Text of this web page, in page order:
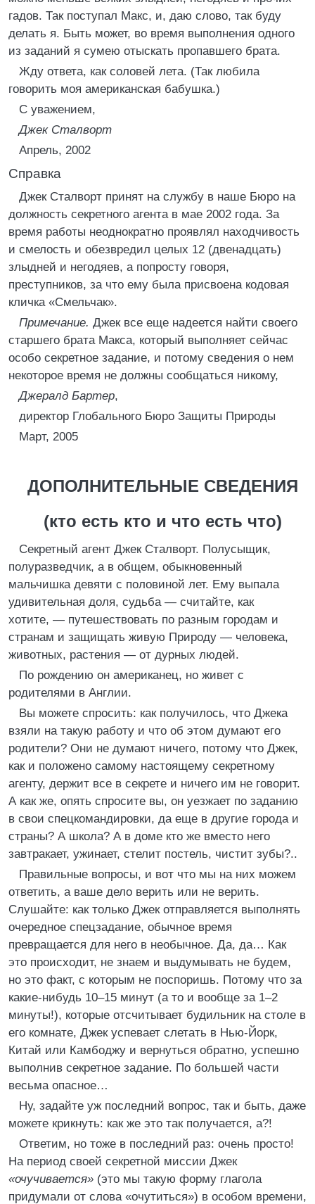
гадов. Так поступал Макс, и, даю слово, так буду
делать я. Быть может, во время выполнения одного
из заданий я сумею отыскать пропавшего брата.
Жду ответа, как соловей лета. (Так любила
говорить моя американская бабушка.)
С уважением,
Джек Сталворт
Апрель, 2002
Справка
Джек Сталворт принят на службу в наше Бюро на
должность секретного агента в мае 2002 года. За
время работы неоднократно проявлял находчивость
и смелость и обезвредил целых 12 (двенадцать)
злыдней и негодяев, а попросту говоря,
преступников, за что ему была присвоена кодовая
кличка «Смельчак».
Примечание. Джек все еще надеется найти своего
старшего брата Макса, который выполняет сейчас
особо секретное задание, и потому сведения о нем
некоторое время не должны сообщаться никому,
Джералд Бартер,
директор Глобального Бюро Защиты Природы
Март, 2005
ДОПОЛНИТЕЛЬНЫЕ СВЕДЕНИЯ
(кто есть кто и что есть что)
Секретный агент Джек Сталворт. Полусыщик,
полуразведчик, а в общем, обыкновенный
мальчишка девяти с половиной лет. Ему выпала
удивительная доля, судьба — считайте, как
хотите, — путешествовать по разным городам и
странам и защищать живую Природу — человека,
животных, растения — от дурных людей.
По рождению он американец, но живет с
родителями в Англии.
Вы можете спросить: как получилось, что Джека
взяли на такую работу и что об этом думают его
родители? Они не думают ничего, потому что Джек,
как и положено самому настоящему секретному
агенту, держит все в секрете и ничего им не говорит.
А как же, опять спросите вы, он уезжает по заданию
в свои спецкомандировки, да еще в другие города и
страны? А школа? А в доме кто же вместо него
завтракает, ужинает, стелит постель, чистит зубы?..
Правильные вопросы, и вот что мы на них можем
ответить, а ваше дело верить или не верить.
Слушайте: как только Джек отправляется выполнять
очередное спецзадание, обычное время
превращается для него в необычное. Да, да… Как
это происходит, не знаем и выдумывать не будем,
но это факт, с которым не поспоришь. Потому что за
какие-нибудь 10–15 минут (а то и вообще за 1–2
минуты!), которые отсчитывает будильник на столе в
его комнате, Джек успевает слетать в Нью-Йорк,
Китай или Камбоджу и вернуться обратно, успешно
выполнив секретное задание. По большей части
весьма опасное…
Ну, задайте уж последний вопрос, так и быть, даже
можете крикнуть: как же это так получается, а?!
Ответим, но тоже в последний раз: очень просто!
На период своей секретной миссии Джек
«очучивается» (это мы такую форму глагола
придумали от слова «очутиться») в особом времени,